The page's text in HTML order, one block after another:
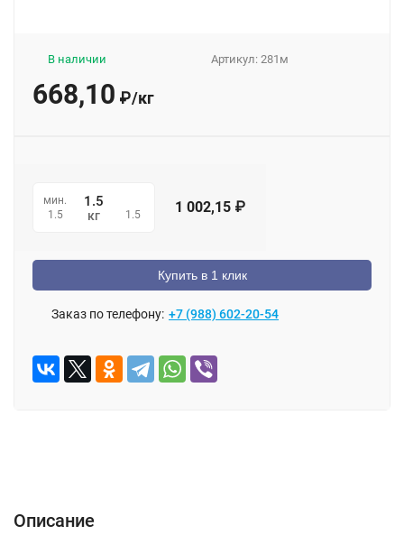
Артикул: 281м
В наличии
668,10 ₽/кг
мин.
1.5
кг 1.5 1 002,15 ₽
Купить в 1 клик
Заказ по телефону: +7 (988) 602-20-54
Описание